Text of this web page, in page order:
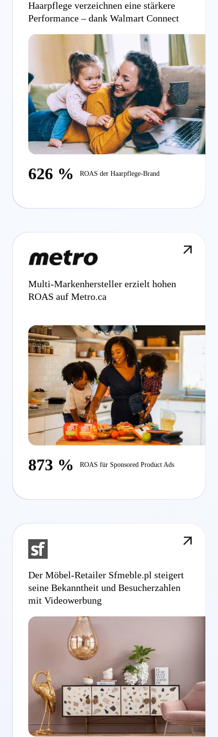
Haarpflege verzeichnen eine stärkere
Performance – dank Walmart Connect
626 % ROAS der Haarpflege-Brand
Multi-Markenhersteller erzielt hohen
ROAS auf Metro.ca
873 % ROAS für Sponsored Product Ads
Der Möbel-Retailer Sfmeble.pl steigert
seine Bekanntheit und Besucherzahlen
mit Videowerbung